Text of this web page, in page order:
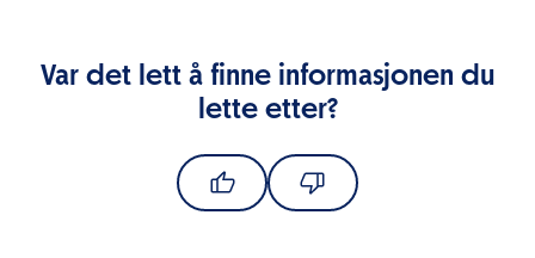
Var det lett å finne informasjonen du
lette etter?